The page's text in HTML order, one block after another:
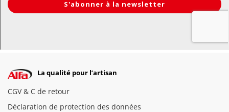
La qualité pour l’artisan
CGV & C de retour
Déclaration de protection des données